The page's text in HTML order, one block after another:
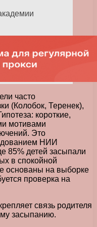
часто
(Колобок, Теренек),
короткие,
мотивами
Это
НИИ
85% детей засыпали
в спокойной
основаны на выборке
проверка на
связь родителя
засыпанию.